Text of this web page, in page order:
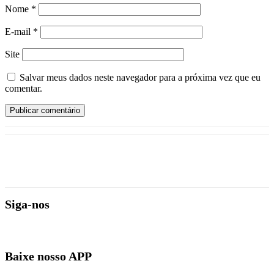
Nome *
E-mail *
Site
Salvar meus dados neste navegador para a próxima vez que eu
comentar.
Siga-nos
Baixe nosso APP